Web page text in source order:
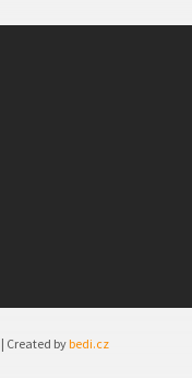
| Created bybedi.cz